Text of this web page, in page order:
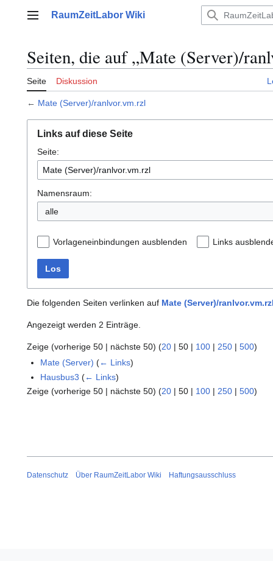
Hauptmenü
RaumZeitLabor Wiki
Seiten, die auf „Mate (Server)/
Seite Diskussion
← Mate (Server)/ranlvor.vm.rzl
Links auf diese Seite
Seite:
Namensraum:
alle
Vorlageneinbindungen ausblenden Links
Los
Die folgenden Seiten verlinken auf Mate (Server)/
Angezeigt werden 2 Einträge.
Zeige (vorherige 50 | nächste 50) (20 | 50 | 100 | 250 | 500)
Mate (Server) (← Links)
Hausbus3 (← Links)
Zeige (vorherige 50 | nächste 50) (20 | 50 | 100 | 250 | 500)
Datenschutz Über RaumZeitLabor Wiki Haftungsausschluss